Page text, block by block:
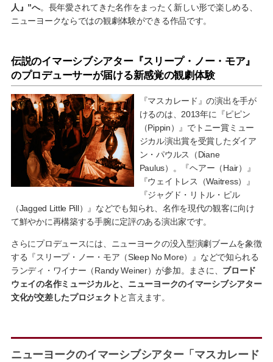
人』”へ。長年愛されてきた名作をまったく新しい形で楽しめる、
ニューヨークならではの観劇体験ができる作品です。
伝説のイマーシブシアター『スリープ・ノー・モア』
のプロデューサーが届ける新感覚の観劇体験
『マスカレード』の演出を手が
けるのは、2013年に『ピピン
（Pippin）』でトニー賞ミュー
ジカル演出賞を受賞したダイア
ン・パウルス（Diane
Paulus）。『ヘアー（Hair）』
『ウェイトレス（Waitress）』
『ジャグド・リトル・ピル
（Jagged Little Pill）』などでも知られ、名作を現代の観客に向け
て鮮やかに再構築する手腕に定評のある演出家です。
さらにプロデュースには、ニューヨークの没入型演劇ブームを象徴
する『スリープ・ノー・モア（Sleep No More）』などで知られる
ランディ・ワイナー（Randy Weiner）が参加。まさに、 ブロード
ウェイの名作ミュージカルと、ニューヨークのイマーシブシアター
文化が交差したプロジェクトと言えます。
ニューヨークのイマーシブシアター「マスカレード